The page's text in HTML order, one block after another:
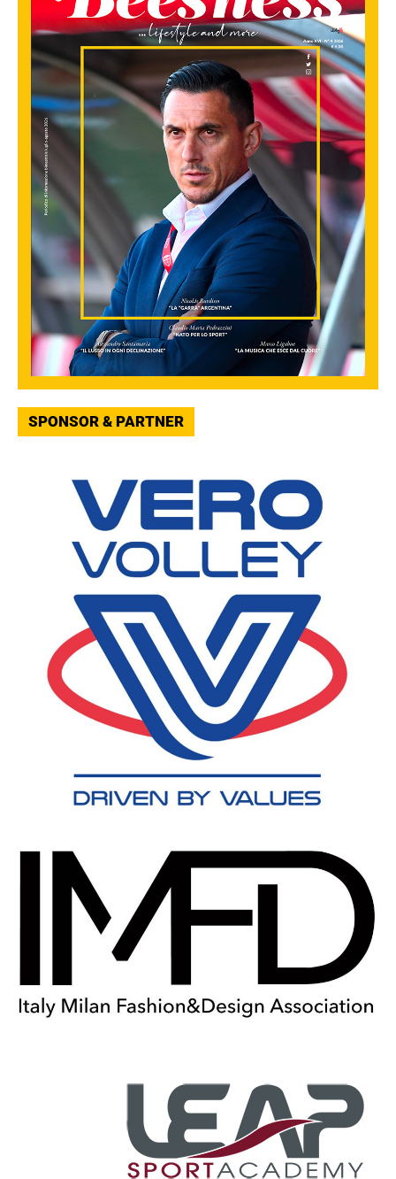
SPONSOR & PARTNER